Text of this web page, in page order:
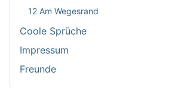
12 Am Wegesrand
Coole Sprüche
Impressum
Freunde